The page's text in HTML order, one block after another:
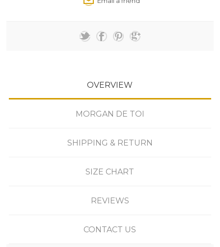
OVERVIEW
MORGAN DE TOI
SHIPPING & RETURN
SIZE CHART
REVIEWS
CONTACT US